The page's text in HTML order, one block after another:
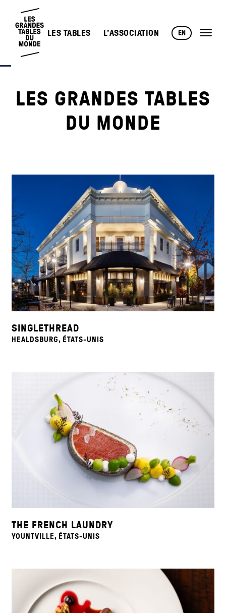
LES TABLES L’ASSOCIATION EN
LES GRANDES TABLES
DU MONDE
SINGLETHREAD
HEALDSBURG, ÉTATS-UNIS
THE FRENCH LAUNDRY
YOUNTVILLE, ÉTATS-UNIS